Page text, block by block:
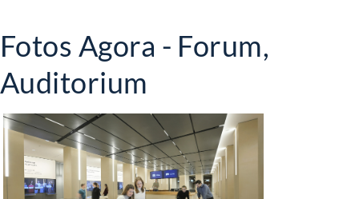
Fotos Agora - Forum,
Auditorium